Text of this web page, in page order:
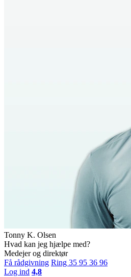
Tonny K. Olsen
Hvad kan jeg hjælpe med?
Medejer og direktør
Få rådgivning Ring 35 95 36 96
Log ind 4,8